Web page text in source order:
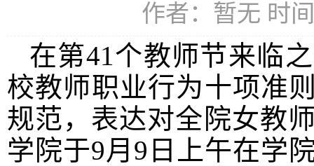
作者：暂无 时
在第41个教师节来临
校教师职业行为十项准
规范，表达对全院女教
学院于9月9日上午在学